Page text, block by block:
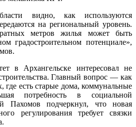
видно, как используются
на региональный уровень.
метров жилья может быть
градостроительном потенциале»,
в Архангельске интересовал не
Главный вопрос — как
где есть старые дома, коммунальные
потребность в социальной
Пахомов подчеркнул, что новая
регулирования требует связки